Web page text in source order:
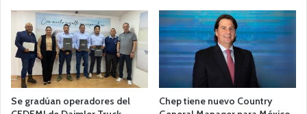
Se gradúan operadores del
Chep tiene nuevo Country